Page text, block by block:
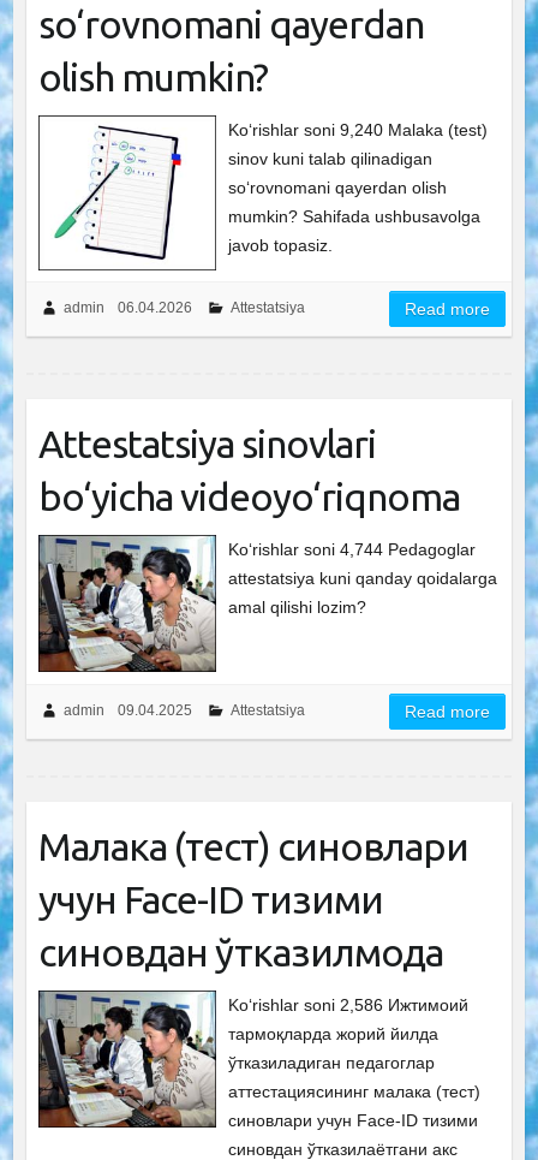
so‘rovnomani qayerdan
olish mumkin?
Ko‘rishlar soni 9,240 Malaka (test)
sinov kuni talab qilinadigan
so‘rovnomani qayerdan olish
mumkin? Sahifada ushbusavolga
javob topasiz.
admin 06.04.2026 Attestatsiya Read more
Attestatsiya sinovlari
bo‘yicha videoyo‘riqnoma
Ko‘rishlar soni 4,744 Pedagoglar
attestatsiya kuni qanday qoidalarga
amal qilishi lozim?
admin 09.04.2025 Attestatsiya Read more
Малака (тест) синовлари
учун Face-ID тизими
синовдан ўтказилмоқда
Ko‘rishlar soni 2,586 Ижтимоий
тармоқларда жорий йилда
ўтказиладиган педагоглар
аттестациясининг малака (тест)
синовлари учун Face-ID тизими
синовдан ўтказилаётгани акс